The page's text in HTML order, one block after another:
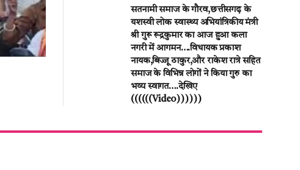
सतनामी समाज के गौरव,छत्तीसगढ़ के
यशस्वी लोक स्वास्थ्य अभियांत्रिकीय मंत्री
श्री गुरू रूद्रकुमार का आज हुआ कला
नगरी में आगमन….विधायक प्रकाश
नायक,बिज्जू ठाकुर,और राकेश रात्रे सहित
समाज के विभिन्न लोगों ने किया गुरु का
भव्य स्वागत….देखिए
((((((Video))))))